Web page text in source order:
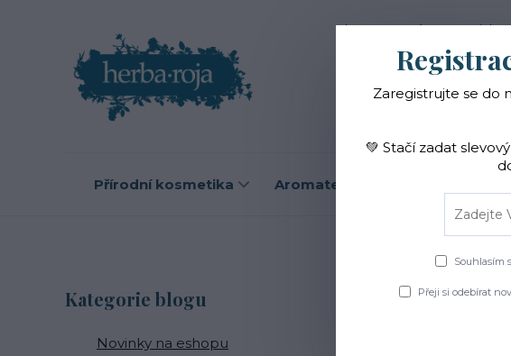
Blog O nás Novinky
Přírodní kosmetika Aromaterapie
Úvod
Kategorie blogu
Novinky na eshopu
31 10 2021
Zaregistrujte se do
💚 Stačí zadat
Souhlasím
Přeji si odebírat